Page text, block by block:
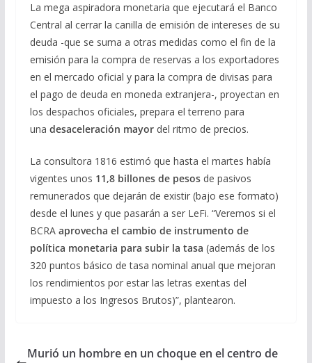
La mega aspiradora monetaria que ejecutará el Banco
Central al cerrar la canilla de emisión de intereses de su
deuda -que se suma a otras medidas como el fin de la
emisión para la compra de reservas a los exportadores
en el mercado oficial y para la compra de divisas para
el pago de deuda en moneda extranjera-, proyectan en
los despachos oficiales, prepara el terreno para
una desaceleración mayordel ritmo de precios.
La consultora 1816 estimó que hasta el martes había
vigentes unos 11,8 billones de pesos de pasivos
remunerados que dejarán de existir (bajo ese formato)
desde el lunes y que pasarán a ser LeFi. “Veremos si el
BCRA aprovecha el cambio de instrumento de
política monetaria para subir la tasa (además de los
320 puntos básico de tasa nominal anual que mejoran
los rendimientos por estar las letras exentas del
impuesto a los Ingresos Brutos)”, plantearon.
Murió un hombre en un choque en el centro de